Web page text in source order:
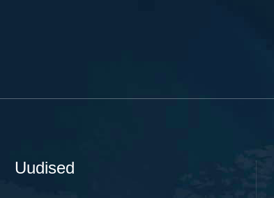
Uudised